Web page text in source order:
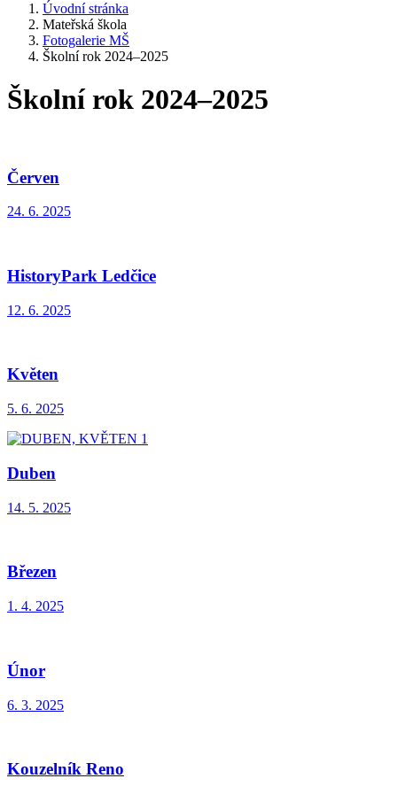
Úvodní stránka
Mateřská škola
Fotogalerie MŠ
Školní rok 2024–2025
Školní rok 2024–2025
Červen
24. 6. 2025
HistoryPark Ledčice
12. 6. 2025
Květen
5. 6. 2025
Duben
14. 5. 2025
Březen
1. 4. 2025
Únor
6. 3. 2025
Kouzelník Reno